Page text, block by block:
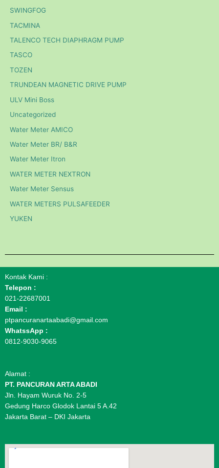
SWINGFOG
TACMINA
TALENCO TECH DIAPHRAGM PUMP
TASCO
TOZEN
TRUNDEAN MAGNETIC DRIVE PUMP
ULV Mini Boss
Uncategorized
Water Meter AMICO
Water Meter BR/ B&R
Water Meter Itron
WATER METER NEXTRON
Water Meter Sensus
WATER METERS PULSAFEEDER
YUKEN
Kontak Kami :
Telepon :
021-22687001
Email :
ptpancuranartaabadi@gmail.com
WhatssApp :
0812-9030-9065
Alamat :
PT. PANCURAN ARTA ABADI
Jln. Hayam Wuruk No. 2-5
Gedung Harco Glodok Lantai 5 A.42
Jakarta Barat – DKI Jakarta